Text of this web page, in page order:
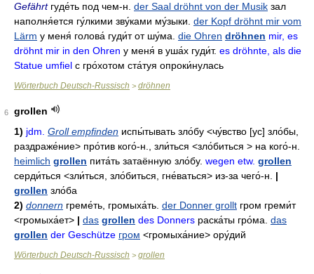
Gefährt гуде́ть под чем-н der Saal dröhnt von der Musik зал
наполня́ется гу́лкими зву́ками му́зыки der Kopf dröhnt mir vom
Lärm у меня́ голова́ гуди́т от шу́ма die Ohren dröhnen mir, es
dröhnt mir in den Ohren у меня́ в уша́х гуди́т. es dröhnte, als die
Statue umfiel с гро́хотом ста́туя опроки́нулась
Wörterbuch Deutsch-Russisch > dröhnen
6
grollen
1) jdm. Groll empfinden испы́тывать зло́бу <чу́вство [ус] зло́бы,
раздраже́ние> про́тив кого́-н зли́ться <зло́биться > на кого́-н
heimlich grollen пита́ть затаённую зло́бу. wegen etw. grollen
серди́ться <зли́ться, зло́биться, гне́ваться> из-за чего́-н
|
grollen зло́ба
2) donnern греме́ть громыха́ть der Donner grollt гром греми́т
<громыха́ет> | das grollen des Donners раска́ты гро́ма das
grollen der Geschütze гром <громыха́ние> ору́дий
Wörterbuch Deutsch-Russisch > grollen